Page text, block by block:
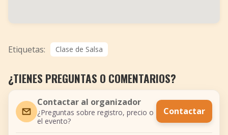
Etiquetas: Clase de Salsa
¿TIENES PREGUNTAS O COMENTARIOS?
Contactar al organizador
¿Preguntas sobre registro, precio o
el evento?
Contactar